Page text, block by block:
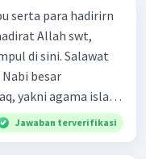
serta para hadirirn
Allah swt,
di sini. Salawat
besar
yakni agama islam,
ke dalam
yang
Jawaban terverifikasi